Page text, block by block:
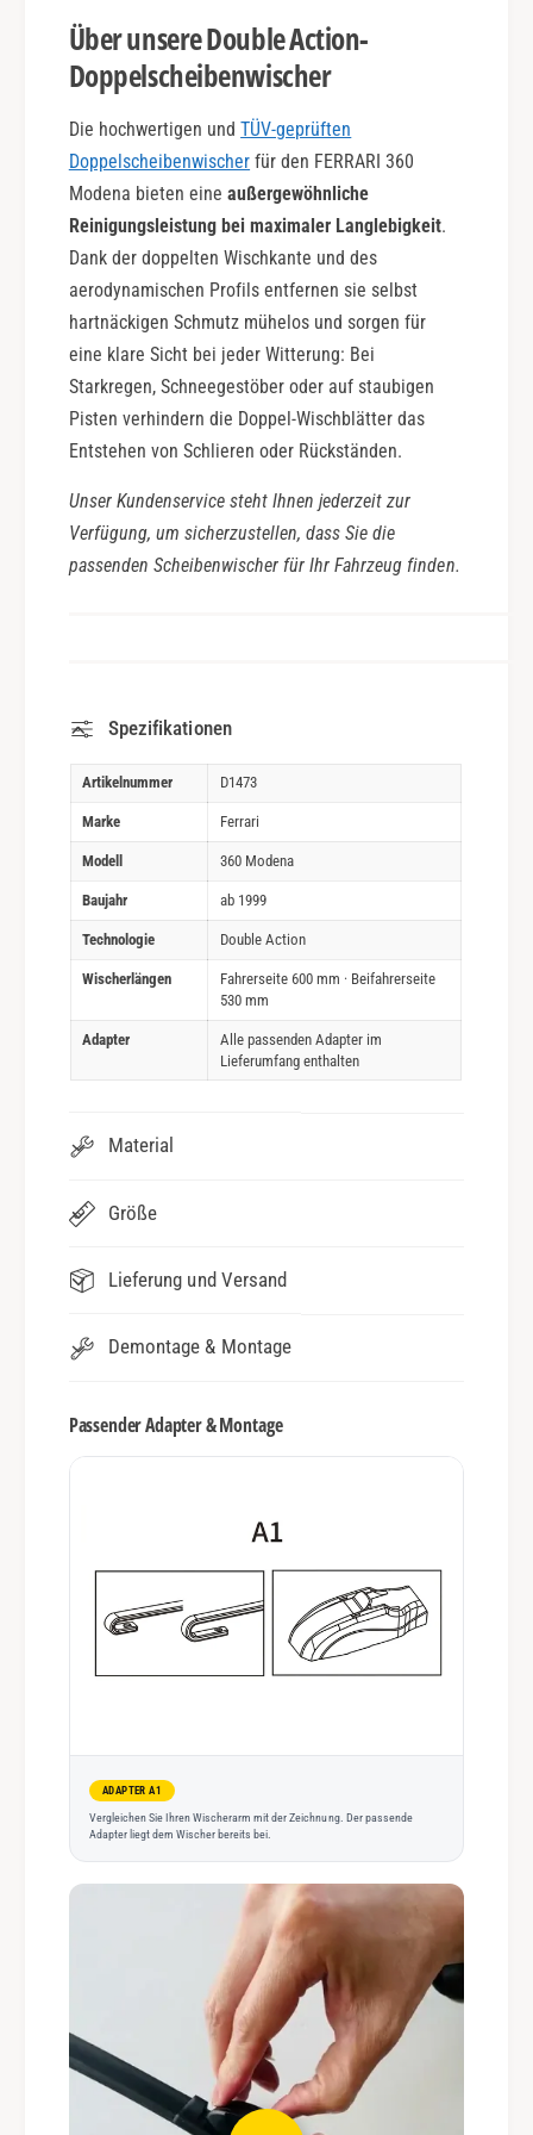
Über unsere Double Action-
Doppelscheibenwischer
Die hochwertigen undTÜV-geprüften
Doppelscheibenwischer für den FERRARI 360
Modena bieten eineaußergewöhnliche
Reinigungsleistung bei maximaler Langlebigkeit.
Dank der doppelten Wischkante und des
aerodynamischen Profils entfernen sie selbst
hartnäckigen Schmutz mühelos und sorgen für
eine klare Sicht bei jeder Witterung: Bei
Starkregen, Schneegestöber oder auf staubigen
Pisten verhindern die Doppel-Wischblätter das
Entstehen von Schlieren oder Rückständen.
Unser Kundenservice steht Ihnen jederzeit zur
Verfügung, um sicherzustellen, dass Sie die
passenden Scheibenwischer für Ihr Fahrzeug finden.
Spezifikationen
Artikelnummer D1473
Marke Ferrari
Modell 360 Modena
Baujahr ab 1999
Technologie Double Action
Wischerlängen
Fahrerseite 600 mm · Beifahrerseite
530 mm
Adapter
Alle passenden Adapter im
Lieferumfang enthalten
Material
Größe
Lieferung und Versand
Demontage & Montage
Passender Adapter & Montage
ADAPTER A1
Vergleichen Sie Ihren Wischerarm mit der Zeichnung. Der passende
Adapter liegt dem Wischer bereits bei.